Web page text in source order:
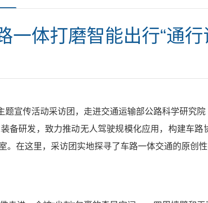
一体打磨智能出行“通行
宣传活动采访团，走进交通运输部公路科学研究
备研发，致力推动无人驾驶规模化应用，构建车
在这里，采访团实地探寻了车路一体交通的原创性